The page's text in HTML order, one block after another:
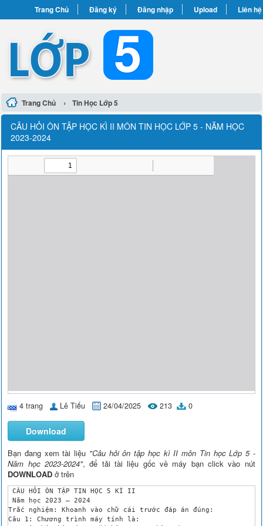
Trang Chủ Đăng ký Đăng nhập Upload Liên hệ
Trang Chủ › Tin Học Lớp 5
CÂU HỎI ÔN TẬP HỌC KÌ II MÔN TIN HỌC LỚP 5 - NĂM HỌC
2023-2024
4 trang Lê Tiếu 24/04/2025 213 0
Download
Bạn đang xem tài liệu "Câu hỏi ôn tập học kì II môn Tin học Lớp 5 -
Năm học 2023-2024", để tải tài liệu gốc về máy bạn click vào nút
DOWNLOAD ở trên
CÂU HỎI ÔN TẬP TIN HỌC 5 KÌ II
Năm học 2023 – 2024
Trắc nghiệm: Khoanh vào chữ cái trước đáp án đúng:
Câu 1: Chương trình máy tính là: